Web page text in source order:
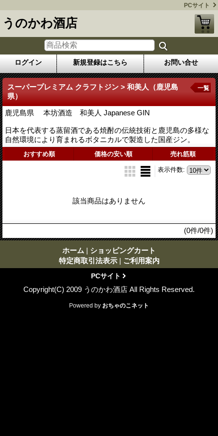
PCサイト
うのかわ酒店
ログイン 新規登録はこちら お問い合せ
スーパープレミアム クラフトジン > 和美人（鹿児島
県）
鹿児島県 本坊酒造 和美人 Japanese GIN
日本を代表する蒸留酒である焼酎の伝統技術と鹿児島の多様な
自然環境により育まれるボタニカルで製造した国産ジン。
一覧
おすすめ順 価格の安い順 売れ筋順
表示件数:
該当商品はありません
(0件/0件)
ホーム | ショッピングカート
特定商取引法表示 | ご利用案内
PCサイト
Copyright(C) 2009 うのかわ酒店 All Rights Reserved.
Powered by おちゃのこネット